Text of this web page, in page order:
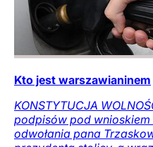
Kto jest warszawianinem
KONSTYTUCJA
podpisów pod
odwołania pana